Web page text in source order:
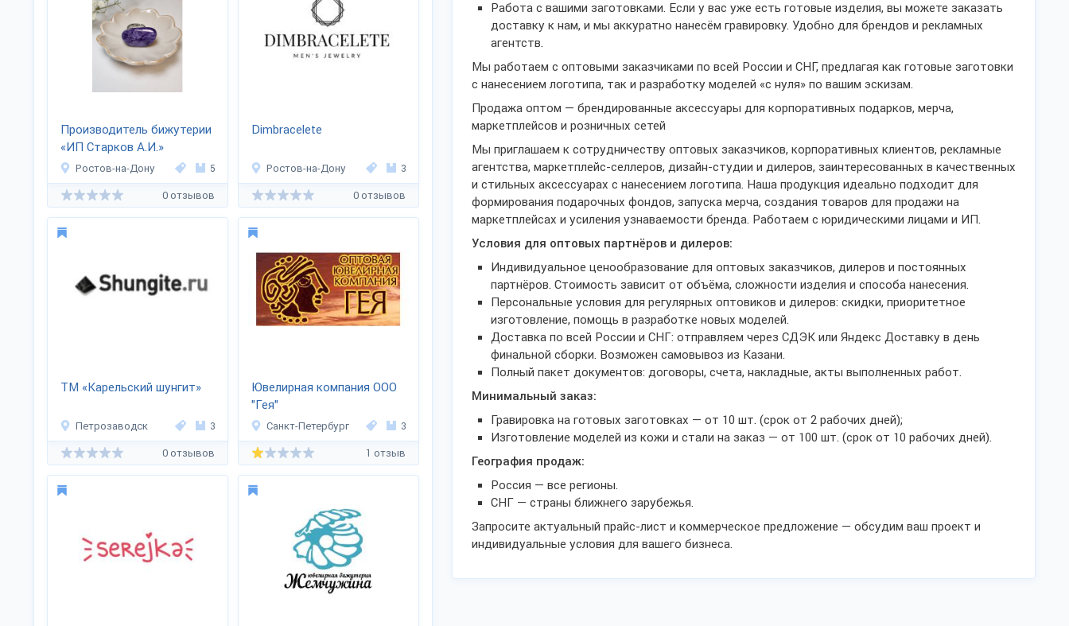
Работа с вашими заготовками. Если у вас уже есть готовые изделия, вы можете заказать
доставку к нам, и мы аккуратно нанесём гравировку. Удобно для брендов и рекламных
агентств.
Мы работаем с оптовыми заказчиками по всей России и СНГ, предлагая как готовые заготовки
с нанесением логотипа, так и разработку моделей «с нуля» по вашим эскизам.
Продажа оптом — брендированные аксессуары для корпоративных подарков, мерча,
маркетплейсов и розничных сетей
Мы приглашаем к сотрудничеству оптовых заказчиков, корпоративных клиентов, рекламные
агентства, маркетплейс-селлеров, дизайн-студии и дилеров, заинтересованных в качественных
и стильных аксессуарах с нанесением логотипа. Наша продукция идеально подходит для
формирования подарочных фондов, запуска мерча, создания товаров для продажи на
маркетплейсах и усиления узнаваемости бренда. Работаем с юридическими лицами и ИП.
Условия для оптовых партнёров и дилеров:
Индивидуальное ценообразование для оптовых заказчиков, дилеров и постоянных
партнёров. Стоимость зависит от объёма, сложности изделия и способа нанесения.
Персональные условия для регулярных оптовиков и дилеров: скидки, приоритетное
изготовление, помощь в разработке новых моделей.
Доставка по всей России и СНГ: отправляем через СДЭК или Яндекс Доставку в день
финальной сборки. Возможен самовывоз из Казани.
Полный пакет документов: договоры, счета, накладные, акты выполненных работ.
Минимальный заказ:
Гравировка на готовых заготовках — от 10 шт. (срок от 2 рабочих дней);
Изготовление моделей из кожи и стали на заказ — от 100 шт. (срок от 10 рабочих дней).
География продаж:
Россия — все регионы.
СНГ — страны ближнего зарубежья.
Запросите актуальный прайс-лист и коммерческое предложение — обсудим ваш проект и
индивидуальные условия для вашего бизнеса.
Производитель бижутерии
«ИП Старков А.И.»
Ростов-на-Дону 5
0 отзывов
Dimbracelete
Ростов-на-Дону 3
0 отзывов
ТМ «Карельский шунгит»
Петрозаводск 3
0 отзывов
Ювелирная компания ООО
"Гея"
Санкт-Петербург 3
1 отзыв